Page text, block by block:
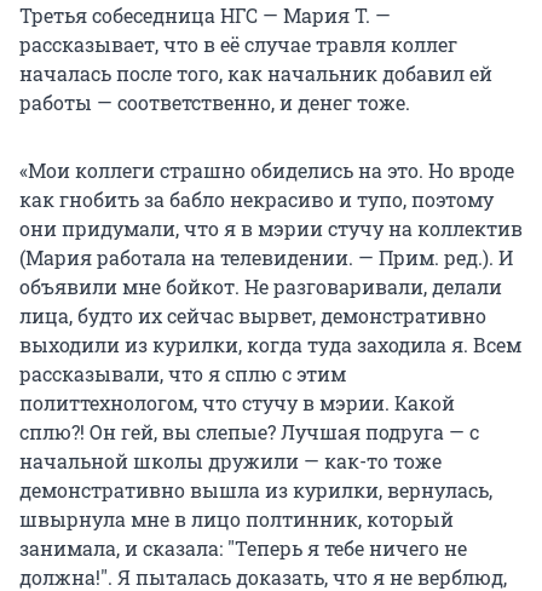
Третья собеседница НГС — Мария Т. —
рассказывает, что в её случае травля коллег
началась после того, как начальник добавил ей
работы — соответственно, и денег тоже.
«Мои коллеги страшно обиделись на это. Но вроде
как гнобить за бабло некрасиво и тупо, поэтому
они придумали, что я в мэрии стучу на коллектив
(Мария работала на телевидении. — Прим. ред.). И
объявили мне бойкот. Не разговаривали, делали
лица, будто их сейчас вырвет, демонстративно
выходили из курилки, когда туда заходила я. Всем
рассказывали, что я сплю с этим
политтехнологом, что стучу в мэрии. Какой
сплю?! Он гей, вы слепые? Лучшая подруга — с
начальной школы дружили — как-то тоже
демонстративно вышла из курилки, вернулась,
швырнула мне в лицо полтинник, который
занимала, и сказала: "Теперь я тебе ничего не
должна!". Я пыталась доказать, что я не верблюд,